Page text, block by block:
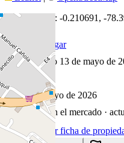
Coordenadas: -0.210691 , -
Cómo llegar
Publicado 13 de mayo de
visitas
13 de mayo de 2026
88
días en el mercado ·
Descargar ficha de